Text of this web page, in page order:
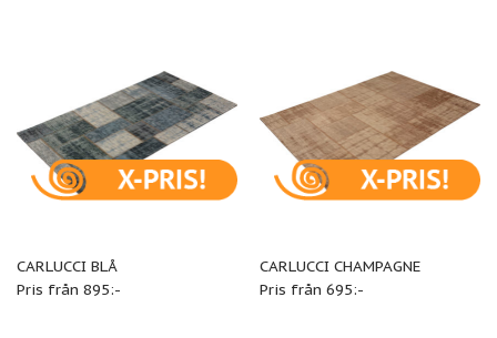
CARLUCCI BLÅ
Pris från 895:-
CARLUCCI CHAMPAGNE
Pris från 695:-